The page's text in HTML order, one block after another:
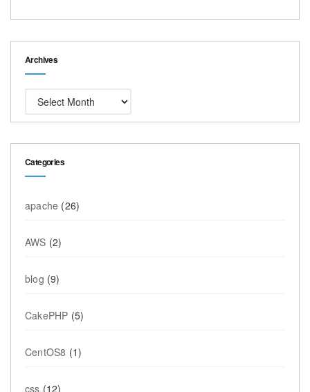
Archives
Categories
apache (26)
AWS (2)
blog (9)
CakePHP (5)
CentOS8 (1)
css (12)